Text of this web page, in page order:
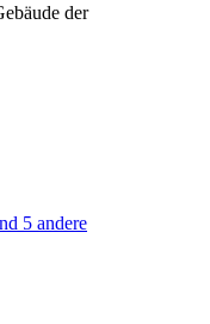
der
5 andere